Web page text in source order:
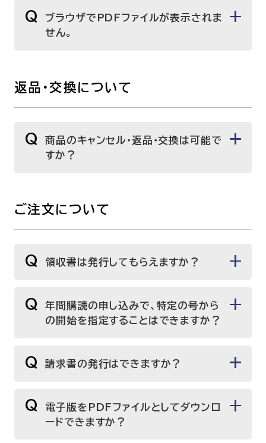
泌・糖尿病・代
腎臓内科・泌尿器科
書籍
Q
ブラウザでPDFファイルが表示されま
せん。
返品・交換について
Q
商品のキャンセル・返品・交換は可能で
すか？
ご注文について
Q 領収書は発行してもらえますか？
Q
年間購読の申し込みで、特定の号から
の開始を指定することはできますか？
Q 請求書の発行はできますか？
Q
電子版をPDFファイルとしてダウンロ
ードできますか？